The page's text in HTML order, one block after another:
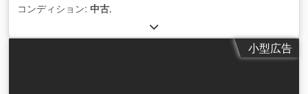
コンディション: 中古,
小型広告